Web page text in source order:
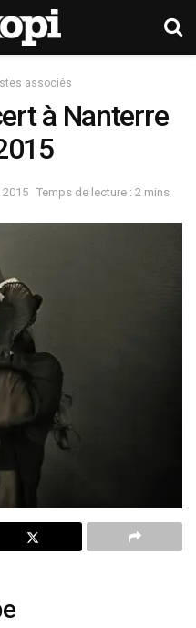
associés
à Nanterre
2015 Temps de lecture : 2 mins